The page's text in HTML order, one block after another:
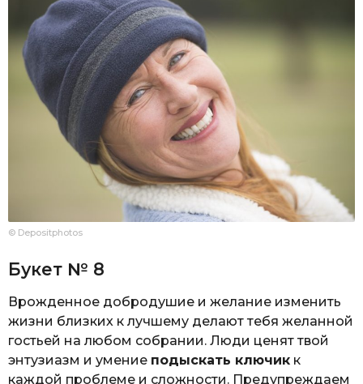
© Depositphotos
Букет № 8
Врожденное добродушие и желание изменить
жизни близких к лучшему делают тебя желанной
гостьей на любом собрании. Люди ценят твой
энтузиазм и умение подыскать ключик к
каждой проблеме и сложности. Предупреждаем